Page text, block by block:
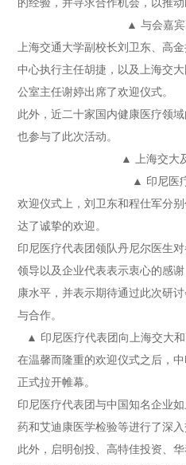
的经验，并寻求合作机会，以推动
▲ 与会嘉
上海交通大学副校长刘卫东、高
中心执行主任胡捷，以及上海交
公室主任谢婷出席了欢迎仪式。
此外，近二十家国内健康医疗领
也参与了此次活动。
▲ 上海交大
▲ 印尼医
欢迎仪式上，刘卫东和程仕军分
达了诚挚的欢迎。
印尼医疗代表团领队丹尼尔医生
领导以及企业代表表示衷心的感
康水平，并表示期待通过此次研
与合作。
▲ 印尼医疗代表团向上海交大
在温馨而隆重的欢迎仪式之后，
正式拉开帷幕。
印尼医疗代表团与中国知名企业
药和艾迪康医学检验等进行了深入
此外，启明创投、高特佳投资、